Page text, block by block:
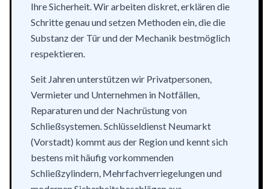
Ihre Sicherheit. Wir arbeiten diskret, erklären die
Schritte genau und setzen Methoden ein, die die
Substanz der Tür und der Mechanik bestmöglich
respektieren.
Seit Jahren unterstützen wir Privatpersonen,
Vermieter und Unternehmen in Notfällen,
Reparaturen und der Nachrüstung von
Schließsystemen. Schlüsseldienst Neumarkt
(Vorstadt) kommt aus der Region und kennt sich
bestens mit häufig vorkommenden
Schließzylindern, Mehrfachverriegelungen und